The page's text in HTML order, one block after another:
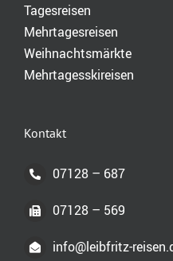
Kontakt
07128 – 687
07128 – 569
info@leibfritz-
Tagesreisen
Mehrtagesreisen
Weihnachtsmärkte
Mehrtagesskireisen